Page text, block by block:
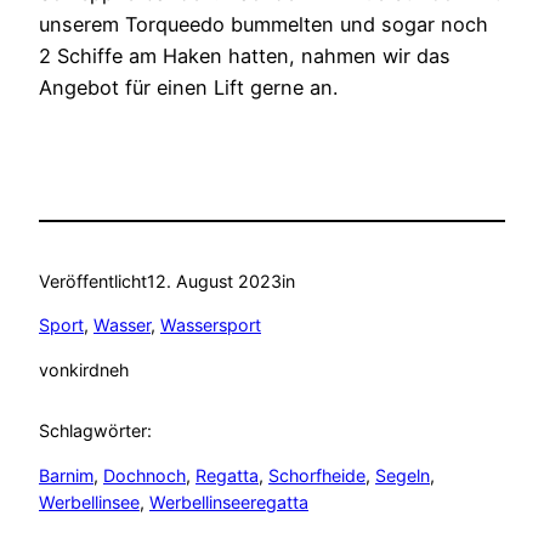
unserem Torqueedo bummelten und sogar noch
2 Schiffe am Haken hatten, nahmen wir das
Angebot für einen Lift gerne an.
Veröffentlicht12. August 2023in
Sport, Wasser, Wassersport
vonkirdneh
Schlagwörter:
Barnim, Dochnoch, Regatta, Schorfheide, Segeln
Werbellinsee, Werbellinseeregatta